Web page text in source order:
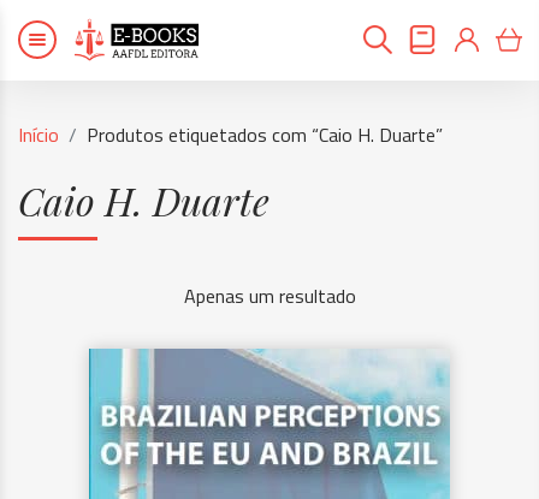
Início Produtos etiquetados com “Caio H. Duarte”
Caio H. Duarte
Apenas um resultado